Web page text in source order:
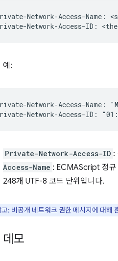
Network-Access-Name:
예:
Network-Access-Name:
Private-Network-Access-ID :
Access-Name : ECMAScript 정규
248개 UTF-8 코드 단위입니다.
고: 비공개 네트워크 권한 메시지에 대해
데모